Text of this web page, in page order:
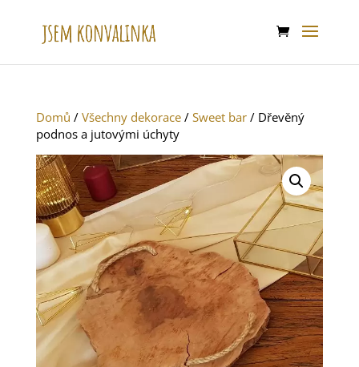
Domů / Všechny dekorace/ Sweet bar/ Dřevěný
podnos a jutovými úchyty